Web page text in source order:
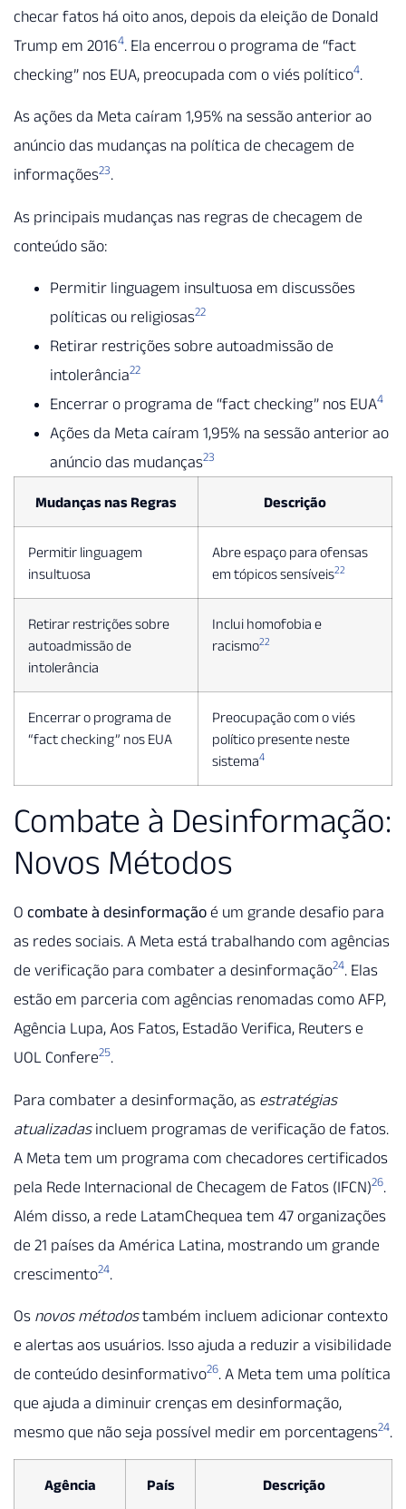
checar fatos há oito anos, depois da eleição de Donald
Trump em 20164. Ela encerrou o programa de “fact
checking” nos EUA, preocupada com o viés político4.
As ações da Meta caíram 1,95% na sessão anterior ao
anúncio das mudanças na política de checagem de
informações23.
As principais mudanças nas regras de checagem de
conteúdo são:
Permitir linguagem insultuosa em discussões
políticas ou religiosas22
Retirar restrições sobre autoadmissão de
intolerância22
Encerrar o programa de “fact checking” nos EUA4
Ações da Meta caíram 1,95% na sessão anterior ao
anúncio das mudanças23
Mudanças nas Regras Descrição
Permitir linguagem
insultuosa
Abre espaço para ofensas
em tópicos sensíveis22
Retirar restrições sobre
autoadmissão de
intolerância
Inclui homofobia e
racismo22
Encerrar o programa de
“fact checking” nos EUA
Preocupação com o viés
político presente neste
sistema4
Combate à Desinformação:
Novos Métodos
O combate à desinformação é um grande desafio para
as redes sociais. A Meta está trabalhando com agências
de verificação para combater a desinformação24. Elas
estão em parceria com agências renomadas como AFP,
Agência Lupa, Aos Fatos, Estadão Verifica, Reuters e
UOL Confere25.
Para combater a desinformação, as estratégias
atualizadasincluem programas de verificação de fatos.
A Meta tem um programa com checadores certificados
pela Rede Internacional de Checagem de Fatos (IFCN)26.
Além disso, a rede LatamChequea tem 47 organizações
de 21 países da América Latina, mostrando um grande
crescimento24.
Os novos métodostambém incluem adicionar contexto
e alertas aos usuários. Isso ajuda a reduzir a visibilidade
de conteúdo desinformativo26. A Meta tem uma política
que ajuda a diminuir crenças em desinformação,
mesmo que não seja possível medir em porcentagens24.
Agência País Descrição